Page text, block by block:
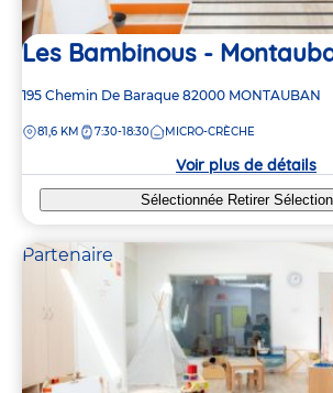
Les Bambinous -
Adresse
la
195 Chemin De Baraque 82000 MONTAUBAN
DISTANCE
81,6 KM 7:30-18:30 MICRO-CRÈCHE
Voir plus de détails
Sélectionnée Retirer
Partenaire